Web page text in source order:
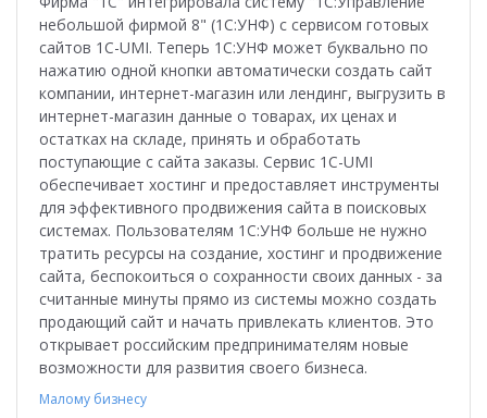
небольшой фирмой 8" (1С:УНФ) с сервисом готовых
сайтов 1С-UMI. Теперь 1С:УНФ может буквально по
нажатию одной кнопки автоматически создать сайт
компании, интернет-магазин или лендинг, выгрузить в
интернет-магазин данные о товарах, их ценах и
остатках на складе, принять и обработать
поступающие с сайта заказы. Сервис 1C-UMI
обеспечивает хостинг и предоставляет инструменты
для эффективного продвижения сайта в поисковых
системах. Пользователям 1С:УНФ больше не нужно
тратить ресурсы на создание, хостинг и продвижение
сайта, беспокоиться о сохранности своих данных - за
считанные минуты прямо из системы можно создать
продающий сайт и начать привлекать клиентов. Это
открывает российским предпринимателям новые
возможности для развития своего бизнеса.
Малому бизнесу